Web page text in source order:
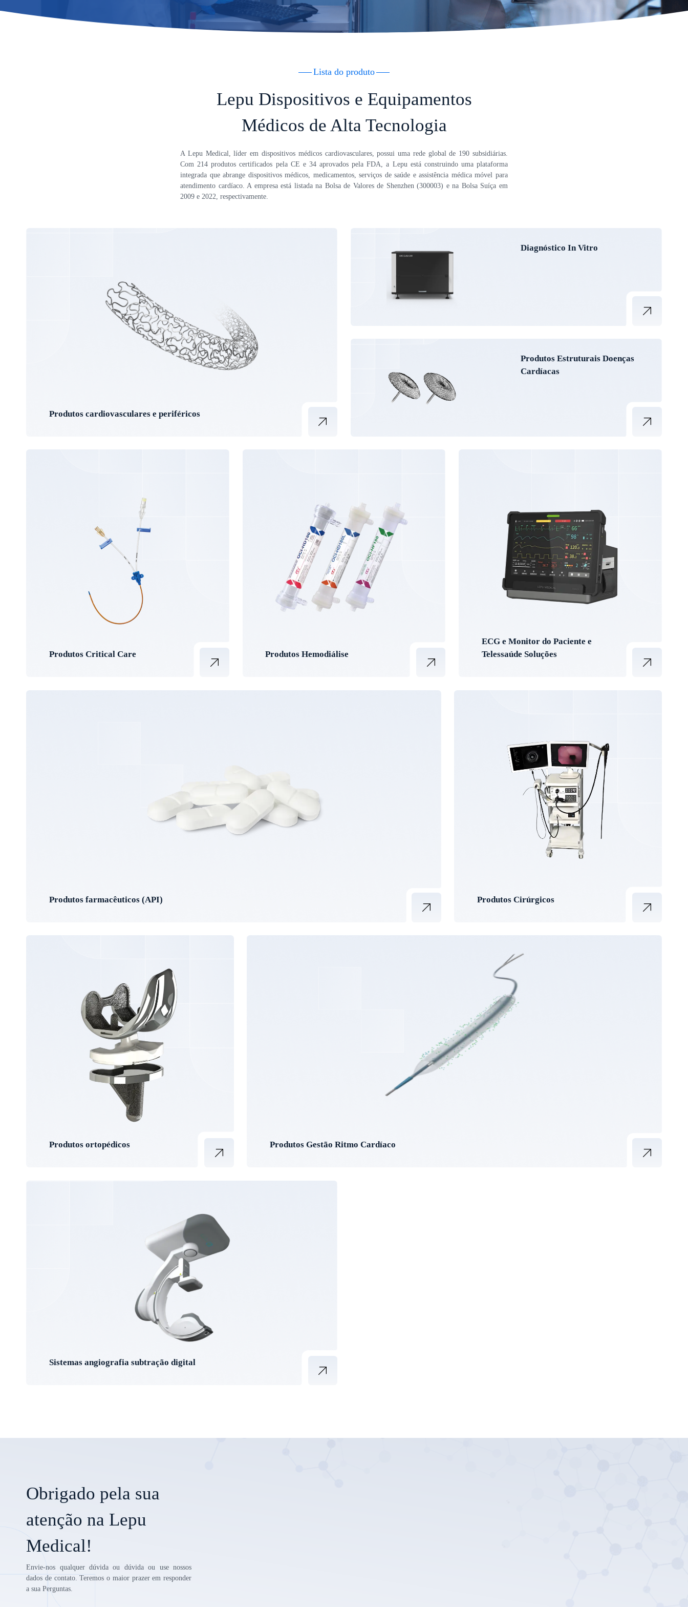
Lista do produto
Lepu Dispositivos e Equipamentos
Médicos de Alta Tecnologia
A Lepu Medical, líder em dispositivos médicos cardiovasculares, possui uma rede global de 190 subsidiárias.
Com 214 produtos certificados pela CE e 34 aprovados pela FDA, a Lepu está construindo uma plataforma
integrada que abrange dispositivos médicos, medicamentos, serviços de saúde e assistência médica móvel para
atendimento cardíaco. A empresa está listada na Bolsa de Valores de Shenzhen (300003) e na Bolsa Suíça em
2009 e 2022, respectivamente.
Produtos cardiovasculares e periféricos
Diagnóstico In Vitro
Produtos Estruturais Doenças
Cardíacas
Produtos Critical Care Produtos Hemodiálise
ECG e Monitor do Paciente e
Telessaúde Soluções
Produtos farmacêuticos (API) Produtos Cirúrgicos
Produtos ortopédicos Produtos Gestão Ritmo Cardíaco
Sistemas angiografia subtração digital
Obrigado pela sua
atenção na Lepu
Medical!
Envie-nos qualquer dúvida ou dúvida ou use nossos
dados de contato. Teremos o maior prazer em responder
a sua Perguntas.